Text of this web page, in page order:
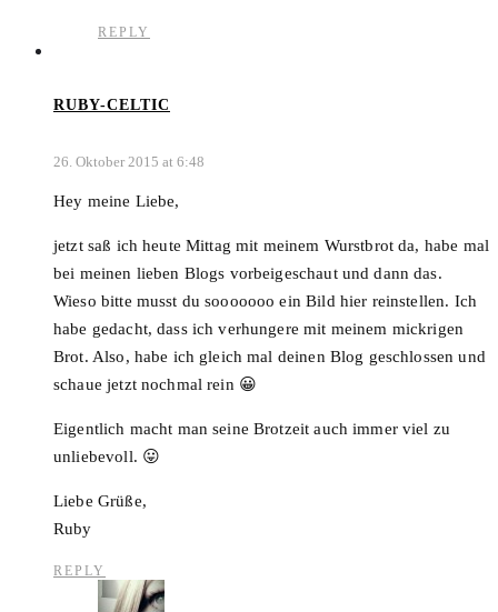
REPLY
RUBY-CELTIC
26. Oktober 2015 at 6:48
Hey meine Liebe,
jetzt saß ich heute Mittag mit meinem Wurstbrot da, habe mal
bei meinen lieben Blogs vorbeigeschaut und dann das.
Wieso bitte musst du sooooooo ein Bild hier reinstellen. Ich
habe gedacht, dass ich verhungere mit meinem mickrigen
Brot. Also, habe ich gleich mal deinen Blog geschlossen und
schaue jetzt nochmal rein 😀
Eigentlich macht man seine Brotzeit auch immer viel zu
unliebevoll. 😛
Liebe Grüße,
Ruby
REPLY